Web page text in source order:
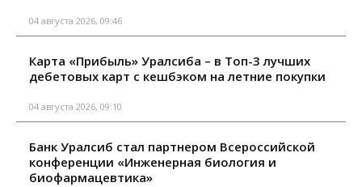
04 августа 2026, 09:46
Карта «Прибыль» Уралсиба – в Топ-3 лучших
дебетовых карт с кешбэком на летние покупки
04 августа 2026, 09:10
Банк Уралсиб стал партнером Всероссийской
конференции «Инженерная биология и
биофармацевтика»